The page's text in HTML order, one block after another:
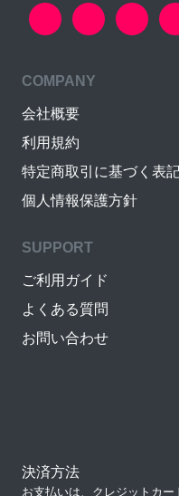
COMPANY
会社概要
利用規約
特定商取引に基づく表
個人情報保護方針
SUPPORT
ご利用ガイド
よくある質問
お問い合わせ
決済方法
お支払いは、クレジットカ